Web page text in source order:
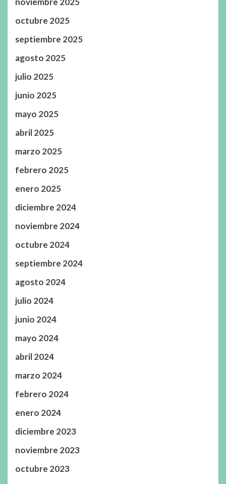
octubre 2025
septiembre 2025
agosto 2025
julio 2025
junio 2025
mayo 2025
abril 2025
marzo 2025
febrero 2025
enero 2025
diciembre 2024
noviembre 2024
octubre 2024
septiembre 2024
agosto 2024
julio 2024
junio 2024
mayo 2024
abril 2024
marzo 2024
febrero 2024
enero 2024
diciembre 2023
noviembre 2023
octubre 2023